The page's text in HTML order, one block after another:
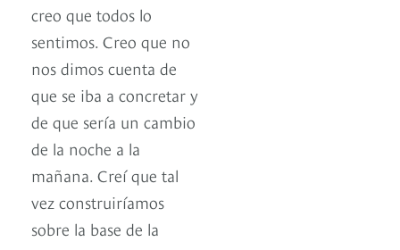
creo que todos lo
sentimos. Creo que no
nos dimos cuenta de
que se iba a concretar y
de que sería un cambio
de la noche a la
mañana. Creí que tal
vez construiríamos
sobre la base de la